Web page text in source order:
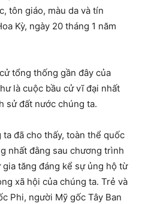
tôn giáo, màu da và tín
Kỳ, ngày 20 tháng 1 năm
tổng thống gần đây của
là cuộc bầu cử vĩ đại nhất
sử đất nước chúng ta.
đã cho thấy, toàn thể quốc
nhất đằng sau chương trình
tăng đáng kể sự ủng hộ từ
xã hội của chúng ta. Trẻ và
Phi, người Mỹ gốc Tây Ban